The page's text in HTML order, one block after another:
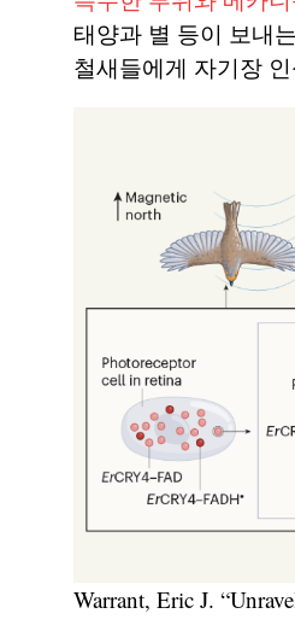
태양과 별 등이 보내
철새들에게 자기장
Warrant, Eric J.